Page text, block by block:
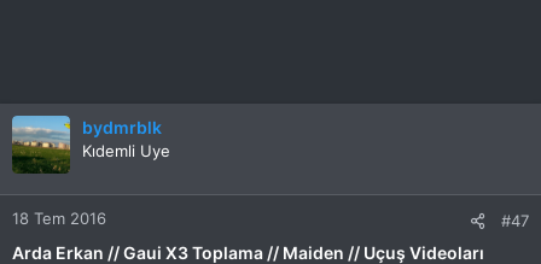
bydmrblk
Kıdemli Uye
18 Tem 2016 #47
Arda Erkan // Gaui X3 Toplama // Maiden // Uçuş Videoları